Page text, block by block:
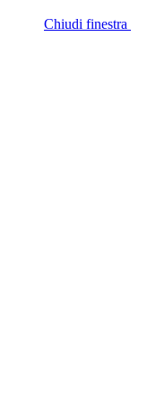
Chiudi finestra